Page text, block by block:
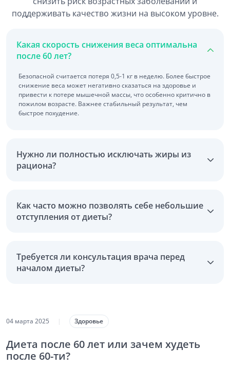
поддерживать качество жизни на высоком уровне.
Какая скорость снижения веса оптимальна
после 60 лет?
Безопасной считается потеря 0,5-1 кг в неделю. Более быстрое
снижение веса может негативно сказаться на здоровье и
привести к потере мышечной массы, что особенно критично в
пожилом возрасте. Важнее стабильный результат, чем
быстрое похудение.
Нужно ли полностью исключать жиры из
рациона?
Как часто можно позволять себе небольшие
отступления от диеты?
Требуется ли консультация врача перед
началом диеты?
04 марта 2025 | Здоровье
Диета после 60 лет или зачем худеть
после 60-ти?